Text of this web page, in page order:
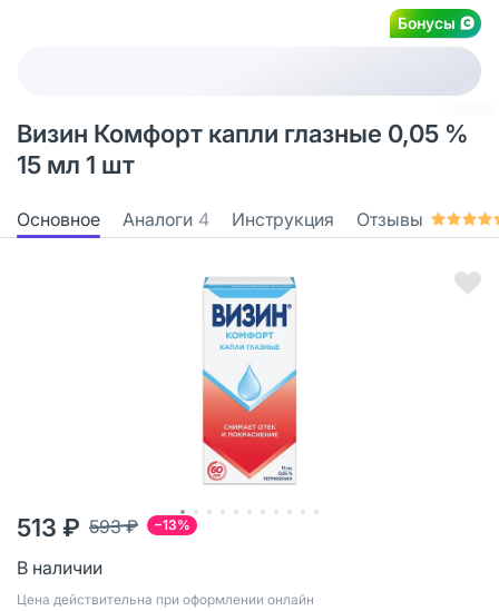
Бонусы
Визин Комфорт капли глазные 0,05 %
15 мл 1 шт
Основное Аналоги 4 Инструкция Отзывы
−13%
593 ₽
513 ₽
В наличии
Цена действительна при оформлении онлайн